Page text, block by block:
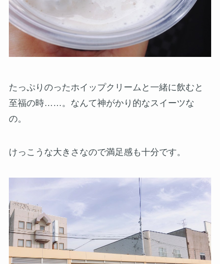
たっぷりのったホイップクリームと一緒に飲むと
至福の時……。なんて神がかり的なスイーツな
の。
けっこうな大きさなので満足感も十分です。